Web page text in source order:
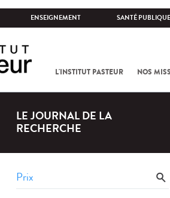
ENSEIGNEMENT SANTÉ PUBLIQUE
L'INSTITUT PASTEUR NOS
LE JOURNAL DE LA
RECHERCHE